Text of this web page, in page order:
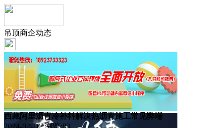
吊顶商企动态
西藏阿里沥青冷补料解决热沥青施工常见弊端
2024-02-10 浏览:83